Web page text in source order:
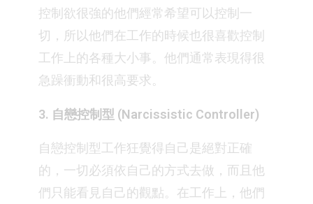
控制欲很強的他們經常希望可以控制一
切，所以他們在工作的時候也很喜歡控制
工作上的各種大小事。他們通常表現得很
急躁衝動和很高要求。
3. 自戀控制型 (Narcissistic Controller)
自戀控制型工作狂覺得自己是絕對正確
的，一切必須依自己的方式去做，而且他
們只能看見自己的觀點。在工作上，他們